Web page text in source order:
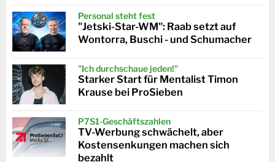
Personal steht fest
"Jetski-Star-WM": Raab setzt auf
Wontorra, Buschi - und Schumacher
"Ich durchschaue jeden!"
Starker Start für Mentalist Timon
Krause bei ProSieben
P7S1-Geschäftszahlen
TV-Werbung schwächelt, aber
Kostensenkungen machen sich
bezahlt